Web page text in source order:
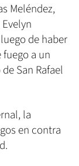
Meléndez,
de haber
a un
San Rafael
la
en contra